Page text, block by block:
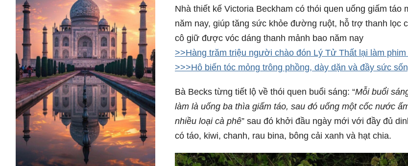
Nhà thiết kế Victoria Beckham có thói quen uống giấm táo
năm nay, giúp tăng sức khỏe đường ruột, hỗ trợ thanh lọc
cô giữ được vóc dáng thanh mảnh bao năm nay
>>Hàng trăm triệu người chào đón Lý Tử Thất lại làm
>>>Hô biến tóc mỏng trông phồng, dày dặn và đầy sức
Bà Becks từng tiết lộ về thói quen buổi sáng: “Mỗi buổi
làm là uống ba thìa giấm táo, sau đó uống một cốc nước
nhiều loại cà phê” sau đó khởi đầu ngày mới với đầy đủ
có táo, kiwi, chanh, rau bina, bông cải xanh và hạt chia.